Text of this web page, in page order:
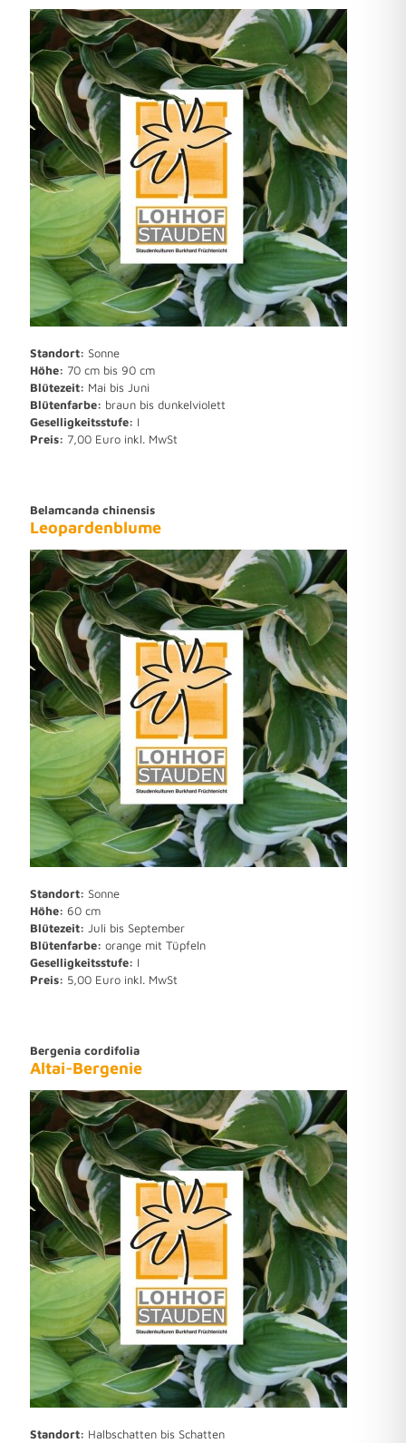
Standort: Sonne
Höhe: 70 cm bis 90 cm
Blütezeit: Mai bis Juni
Blütenfarbe: braun bis dunkelviolett
Geselligkeitsstufe: I
Preis: 7,00 Euro inkl. MwSt
Belamcanda chinensis
Leopardenblume
Standort: Sonne
Höhe: 60 cm
Blütezeit: Juli bis September
Blütenfarbe: orange mit Tüpfeln
Geselligkeitsstufe: I
Preis: 5,00 Euro inkl. MwSt
Bergenia cordifolia
Altai-Bergenie
Standort: Halbschatten bis Schatten